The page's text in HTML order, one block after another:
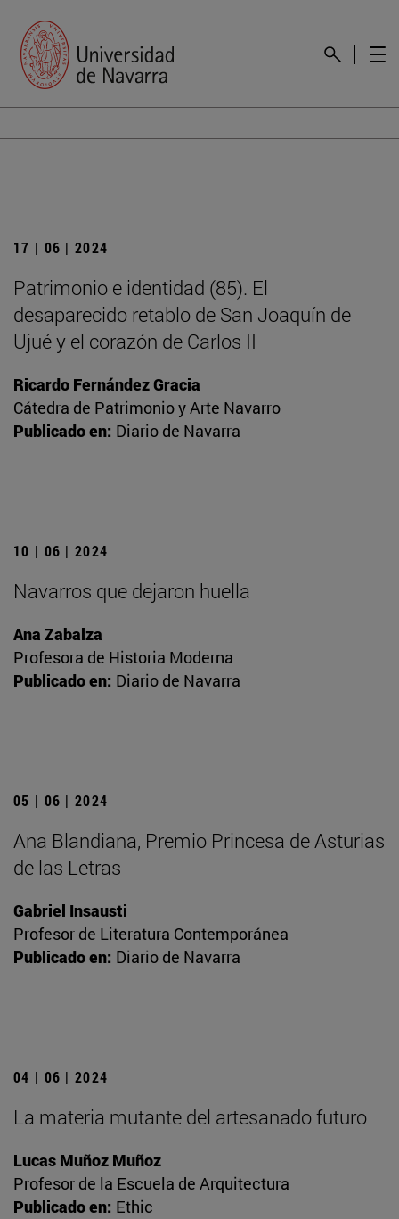
17 | 06 | 2024
Patrimonio e identidad (85). El
desaparecido retablo de San Joaquín de
Ujué y el corazón de Carlos II
Ricardo Fernández Gracia
Cátedra de Patrimonio y Arte Navarro
Publicado en: Diario de Navarra
10 | 06 | 2024
Navarros que dejaron huella
Ana Zabalza
Profesora de Historia Moderna
Publicado en: Diario de Navarra
05 | 06 | 2024
Ana Blandiana, Premio Princesa de Asturias
de las Letras
Gabriel Insausti
Profesor de Literatura Contemporánea
Publicado en: Diario de Navarra
04 | 06 | 2024
La materia mutante del artesanado futuro
Lucas Muñoz Muñoz
Profesor de la Escuela de Arquitectura
Publicado en: Ethic